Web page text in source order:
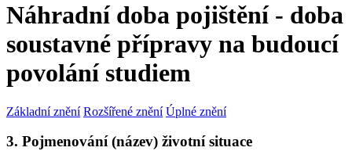
Náhradní doba pojištění - doba
soustavné přípravy na budoucí
povolání studiem
Základní znění Rozšířené znění Úplné znění
3. Pojmenování (název) životní situace